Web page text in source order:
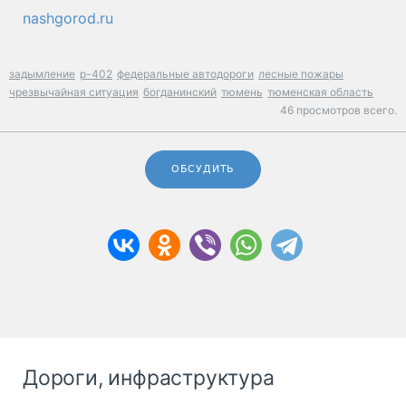
nashgorod.ru
задымление р-402 федеральные автодороги лесные пожары
чрезвычайная ситуация богданинский тюмень тюменская область
46 просмотров всего.
ОБСУДИТЬ
Дороги, инфраструктура